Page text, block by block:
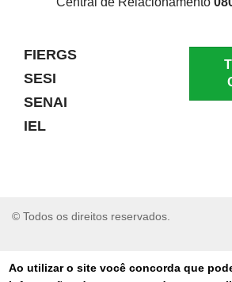
Ao utilizar o site você concorda que
FIERGS
SESI
SENAI
IEL
© Todos os direitos reservados.